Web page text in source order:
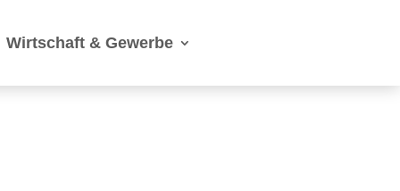
Wirtschaft & Gewerbe